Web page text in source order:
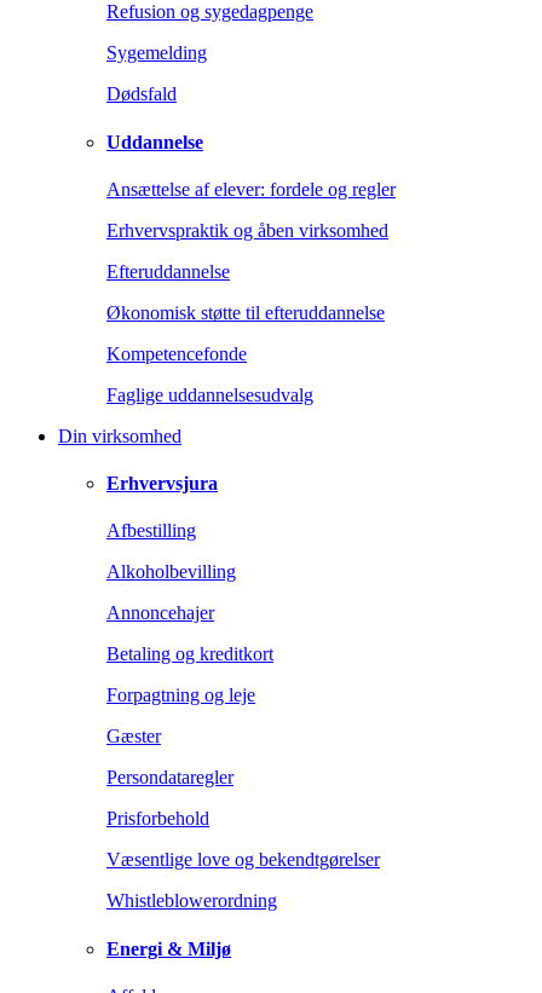
Refusion og sygedagpenge
Sygemelding
Dødsfald
Uddannelse
Ansættelse af elever: fordele og regler
Erhvervspraktik og åben virksomhed
Efteruddannelse
Økonomisk støtte til efteruddannelse
Kompetencefonde
Faglige uddannelsesudvalg
Din virksomhed
Erhvervsjura
Afbestilling
Alkoholbevilling
Annoncehajer
Betaling og kreditkort
Forpagtning og leje
Gæster
Persondataregler
Prisforbehold
Væsentlige love og bekendtgørelser
Whistleblowerordning
Energi & Miljø